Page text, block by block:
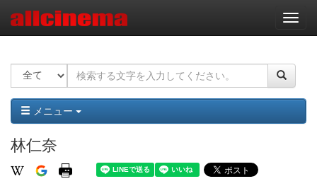
ナ
ビ
ー
ョ
ン
メニュー
林仁奈